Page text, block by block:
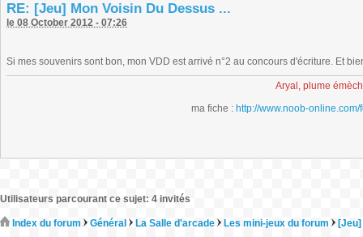
RE: [Jeu] Mon Voisin Du Dessus ...
le 08 October 2012 - 07:26
Si mes souvenirs sont bon, mon VDD est arrivé n°2 au concours d'écriture. Et
Aryal, plume
ma fiche : http://www.noob-
Utilisateurs parcourant ce sujet: 4 invités
Index du forum Général La Salle d'arcade Les mini-jeux du forum